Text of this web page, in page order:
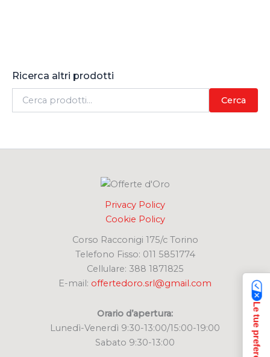
Ricerca altri prodotti
Cerca
Privacy Policy
Cookie Policy
Corso Racconigi 175/c Torino
Telefono Fisso: 011 5851774
Cellulare: 388 1871825
E-mail: offertedoro.srl@gmail.com
Orario d’apertura:
Lunedì-Venerdì 9:30-13:00/15:00-19:00
Sabato 9:30-13:00